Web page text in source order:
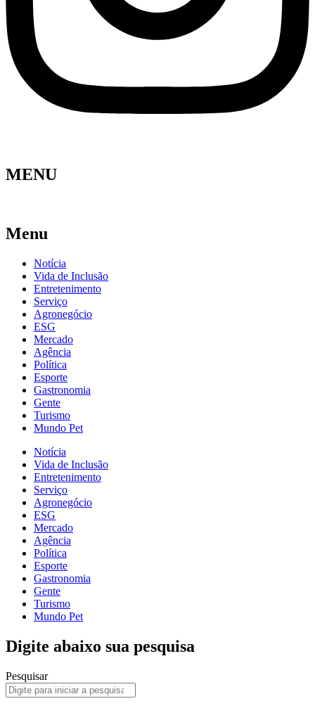
MENU
Menu
Notícia
Vida de Inclusão
Entretenimento
Serviço
Agronegócio
ESG
Mercado
Agência
Política
Esporte
Gastronomia
Gente
Turismo
Mundo Pet
Notícia
Vida de Inclusão
Entretenimento
Serviço
Agronegócio
ESG
Mercado
Agência
Política
Esporte
Gastronomia
Gente
Turismo
Mundo Pet
Digite abaixo sua pesquisa
Pesquisar